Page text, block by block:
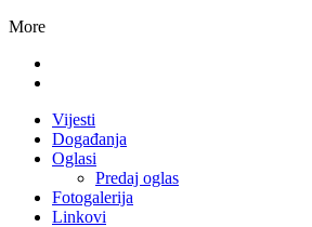
More
Vijesti
Događanja
Oglasi
Predaj oglas
Fotogalerija
Linkovi